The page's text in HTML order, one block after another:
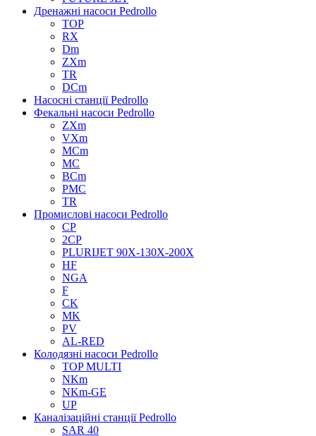
Дренажні насоси Pedrollo
TOP
RX
Dm
ZXm
TR
DCm
Насосні станції Pedrollo
Фекальні насоси Pedrollo
ZXm
VXm
MCm
MC
BCm
PMC
TR
Промислові насоси Pedrollo
CP
2CP
PLURIJET 90X-130X-200X
HF
NGA
F
CK
MK
PV
AL-RED
Колодязні насоси Pedrollo
TOP MULTI
NKm
NKm-GE
UP
Каналізаційні станції Pedrollo
SAR 40